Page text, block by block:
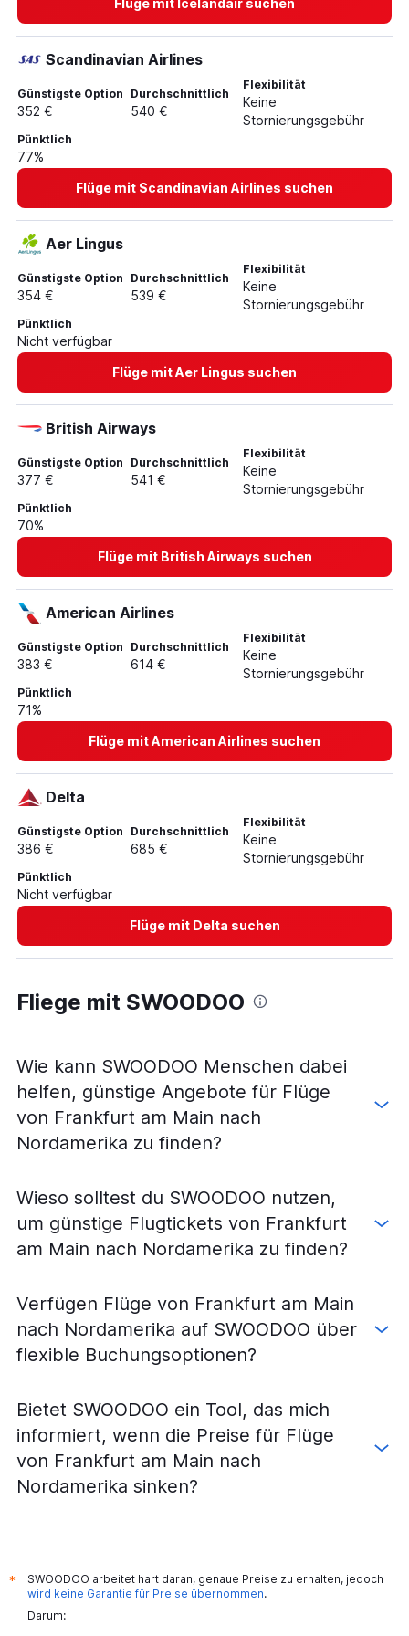
Flüge mit Icelandair suchen
Scandinavian Airlines
Günstigste Option
352 €
Durchschnittlich
540 €
Flexibilität
Keine
Stornierungsgebühr
Pünktlich
77%
Flüge mit Scandinavian Airlines suchen
Aer Lingus
Günstigste Option
354 €
Durchschnittlich
539 €
Flexibilität
Keine
Stornierungsgebühr
Pünktlich
Nicht verfügbar
Flüge mit Aer Lingus suchen
British Airways
Günstigste Option
377 €
Durchschnittlich
541 €
Flexibilität
Keine
Stornierungsgebühr
Pünktlich
70%
Flüge mit British Airways suchen
American Airlines
Günstigste Option
383 €
Durchschnittlich
614 €
Flexibilität
Keine
Stornierungsgebühr
Pünktlich
71%
Flüge mit American Airlines suchen
Delta
Günstigste Option
386 €
Durchschnittlich
685 €
Flexibilität
Keine
Stornierungsgebühr
Pünktlich
Nicht verfügbar
Flüge mit Delta suchen
Fliege mit SWOODOO
Wie kann SWOODOO Menschen dabei
helfen, günstige Angebote für Flüge
von Frankfurt am Main nach
Nordamerika zu finden?
Wieso solltest du SWOODOO nutzen,
um günstige Flugtickets von Frankfurt
am Main nach Nordamerika zu finden?
Verfügen Flüge von Frankfurt am Main
nach Nordamerika auf SWOODOO über
flexible Buchungsoptionen?
Bietet SWOODOO ein Tool, das mich
informiert, wenn die Preise für Flüge
von Frankfurt am Main nach
Nordamerika sinken?
*
SWOODOO arbeitet hart daran, genaue Preise zu erhalten, jedoch
wird keine Garantie für Preise übernommen.
Darum: